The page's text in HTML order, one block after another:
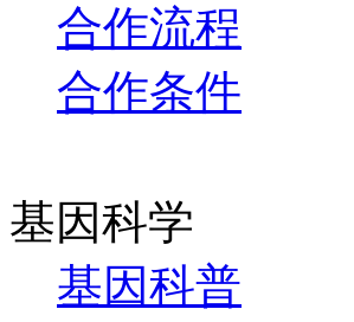
合作流程
合作条件
基因科学
基因科普